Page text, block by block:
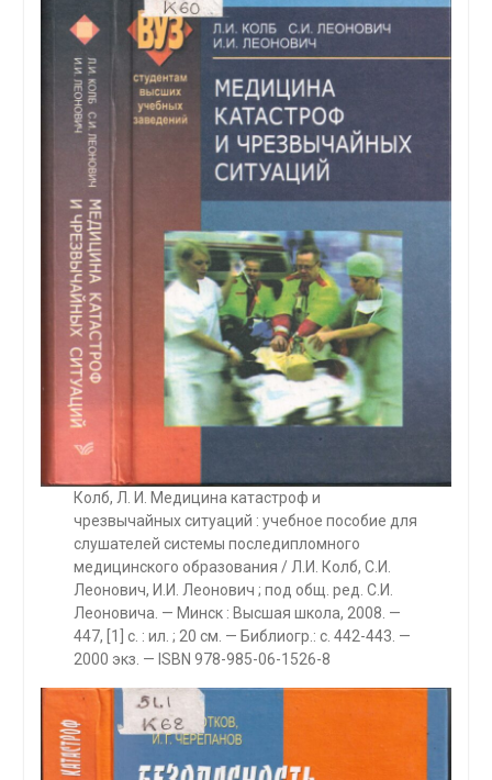
Колб, Л. И. Медицина катастроф и
чрезвычайных ситуаций : учебное пособие для
слушателей системы последипломного
медицинского образования / Л.И. Колб, С.И.
Леонович, И.И. Леонович ; под общ. ред. С.И.
Леоновича. — Минск : Высшая школа, 2008. —
447, [1] с. : ил. ; 20 см. — Библиогр.: с. 442-443. —
2000 экз. — ISBN 978-985-06-1526-8